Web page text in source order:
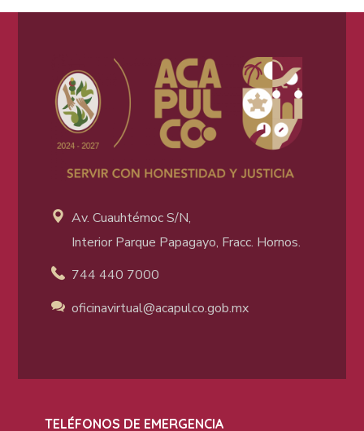
Av. Cuauhtémoc S/N,
Interior Parque Papagayo, Fracc. Hornos.
744 440 7000
oficinavirtual@acapulco.gob.mx
TELÉFONOS DE EMERGENCIA